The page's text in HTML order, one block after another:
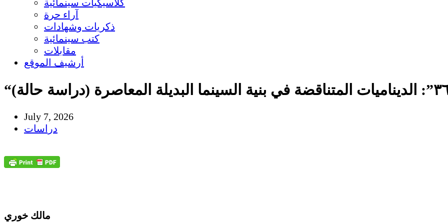
كلاسيكيات سينمائية
آراء حرة
ذكريات وشهادات
كتب سينمائية
مقابلات
أرشيف الموقع
July 7, 2026
دراسات
مالك خوري